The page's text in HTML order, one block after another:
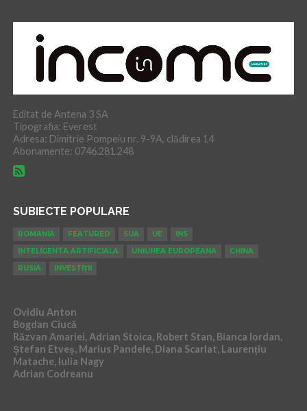
Editat de Antena 3 SA
Tipografia: Everest
Adresa: Dimitrie Pompeiu nr. 9-9A, clădirea 14
Abonamente: 0746.281.248
SUBIECTE POPULARE
ROMANIA FEATURED SUA UE
INS
INTELIGENTA ARTIFICIALA
UNIUNEA EUROPEANA
CHINA
RUSIA
INVESTIȚII
Ovidiu Anton
Bogdan Ciucă
Răzvan Amariei, Adrian Stoica, Robert Stan, Bianca Iordan,
Ștefan Etveș, Marius Pandele, Diana Scarlat, Laurențiu
Matache, Iulia Nagy
Adrian Codreanu